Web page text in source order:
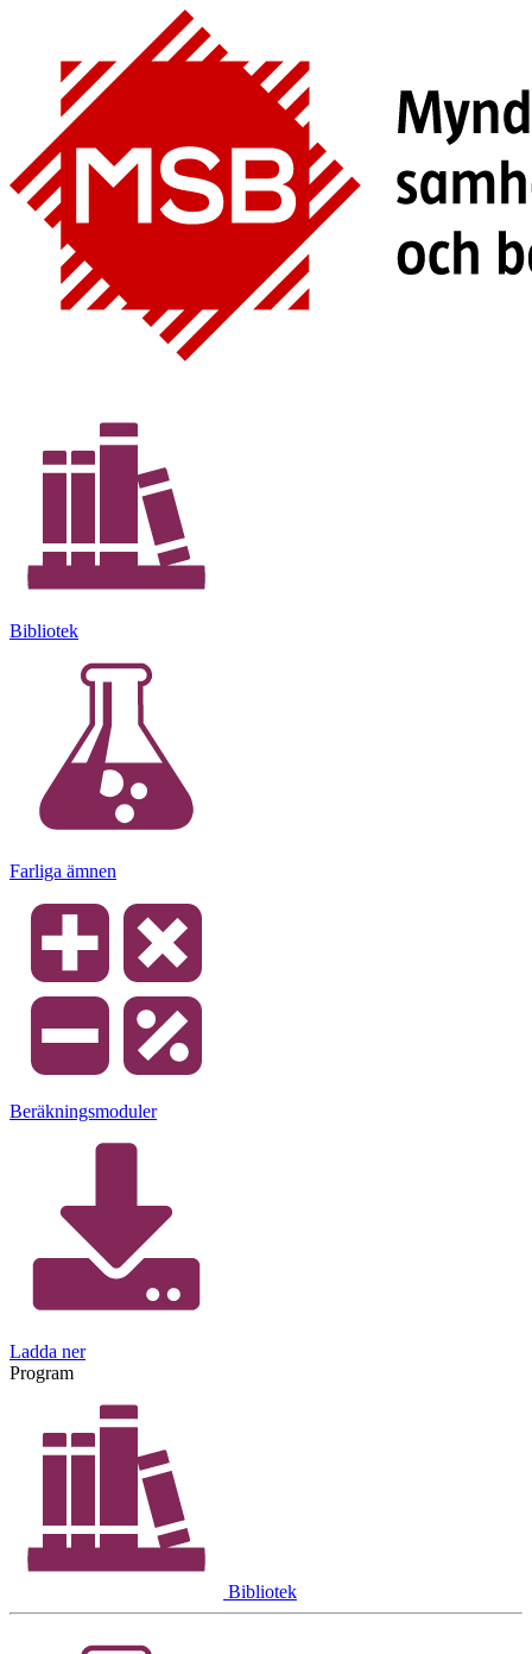
Bibliotek
Farliga ämnen
Beräkningsmoduler
Ladda ner
Program
Bibliotek